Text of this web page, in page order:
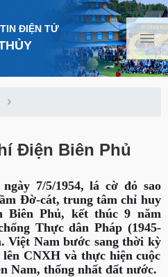
ĐIỆN TỬ
Điện Biên Phủ
7/5/1954, lá cờ đỏ sao
Đờ-cát, trung tâm chỉ huy
Biên Phủ, kết thúc 9 năm
Thực dân Pháp (1945-
Việt Nam bước sang thời kỳ
CNXH và thực hiện cuộc
Nam, thống nhất đất nước.